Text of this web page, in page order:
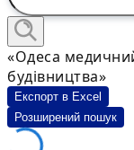
«Одеса
будівництва»
Експорт в Excel
Розширений пошук